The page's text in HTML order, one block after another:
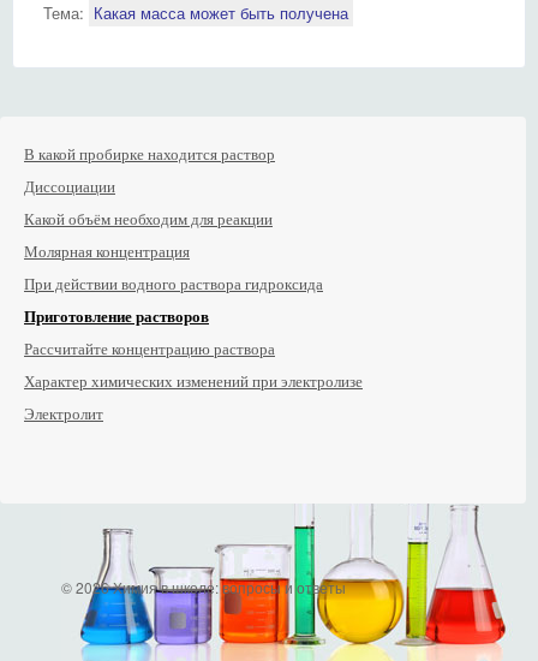
Тема: Какая масса может быть получена
В какой пробирке находится раствор
Диссоциации
Какой объём необходим для реакции
Молярная концентрация
При действии водного раствора гидроксида
Приготовление растворов
Рассчитайте концентрацию раствора
Характер химических изменений при электролизе
Электролит
© 2026 Химия в школе: вопросы и ответы